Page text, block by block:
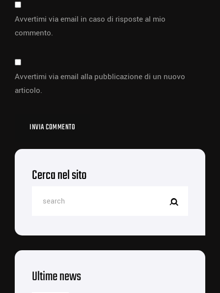
Avvertimi via email in caso di risposte al mio
commento.
Avvertimi via email alla pubblicazione di un nuovo
articolo.
Cerca nel sito
Ultime news